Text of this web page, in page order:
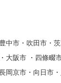
中市・吹田市・
大阪市 ・四條畷
岡京市・向日市